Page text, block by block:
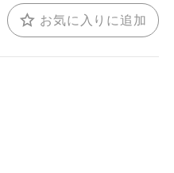
お気に入りに追加